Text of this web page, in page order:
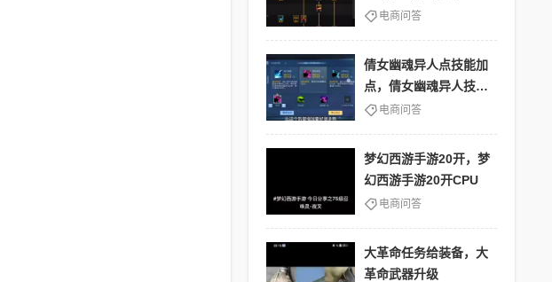
电商问答
倩女幽魂异人点技能加
点，倩女幽魂异人技能
搭配各种环境
电商问答
梦幻西游手游20开，梦
幻西游手游20开CPU
电商问答
大革命任务给装备，大
革命武器升级